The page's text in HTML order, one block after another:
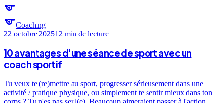
sports
sportsCoaching
22 octobre 202512 min de lecture
10 avantages d'une séance de sport avec un
coach sportif
Tu veux te (re)mettre au sport, progresser sérieusement dans une
activité / pratique physique, ou simplement te sentir mieux dans ton
corps ? Tu n'es pas seul(e). Beaucoup aimeraient passer à l'action,